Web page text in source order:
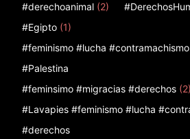
#derechoanimal (2)
#Egipto (1)
#feminismo #lucha
#Palestina
#feminsimo #migracias #derechos (2)
#Lavapies #feminismo #lucha
#derechos